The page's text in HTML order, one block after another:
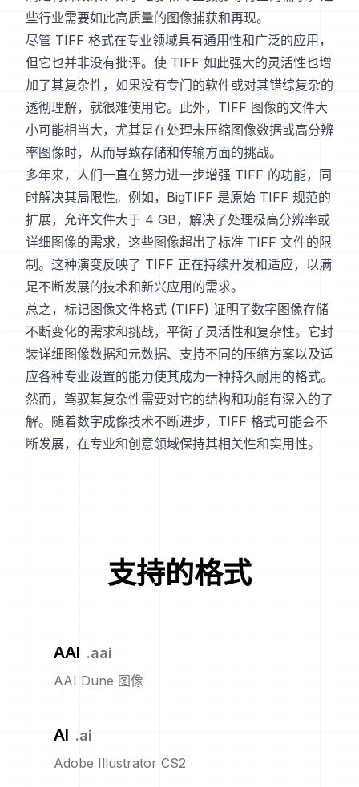
些行业需要如此高质量的图像捕获和再现。
尽管 TIFF 格式在专业领域具有通用性和广泛的应用，
但它也并非没有批评。使 TIFF 如此强大的灵活性也增
加了其复杂性，如果没有专门的软件或对其错综复杂的
透彻理解，就很难使用它。此外，TIFF 图像的文件大
小可能相当大，尤其是在处理未压缩图像数据或高分辨
率图像时，从而导致存储和传输方面的挑战。
多年来，人们一直在努力进一步增强 TIFF 的功能，同
时解决其局限性。例如，BigTIFF 是原始 TIFF 规范的
扩展，允许文件大于 4 GB，解决了处理极高分辨率或
详细图像的需求，这些图像超出了标准 TIFF 文件的限
制。这种演变反映了 TIFF 正在持续开发和适应，以满
足不断发展的技术和新兴应用的需求。
总之，标记图像文件格式 (TIFF) 证明了数字图像存储
不断变化的需求和挑战，平衡了灵活性和复杂性。它封
装详细图像数据和元数据、支持不同的压缩方案以及适
应各种专业设置的能力使其成为一种持久耐用的格式。
然而，驾驭其复杂性需要对它的结构和功能有深入的了
解。随着数字成像技术不断进步，TIFF 格式可能会不
断发展，在专业和创意领域保持其相关性和实用性。
支持的格式
AAI .aai
AAI Dune 图像
AI .ai
Adobe Illustrator CS2